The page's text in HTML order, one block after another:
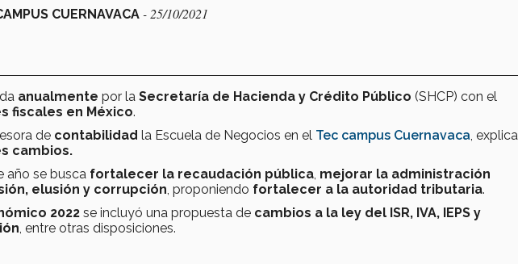
CUERNAVACA - 25/10/2021
anualmente por la Secretaría de Hacienda y Crédito Público (SHCP) con el
fiscales en México.
de contabilidad la Escuela de Negocios en el Tec campus Cuernavaca , explica
cambios.
año se busca fortalecer la recaudación pública mejorar la administración
elusión y corrupción , proponiendo fortalecer a la autoridad tributaria.
2022 se incluyó una propuesta de cambios a la ley del ISR, IVA, IEPS y
, entre otras disposiciones.